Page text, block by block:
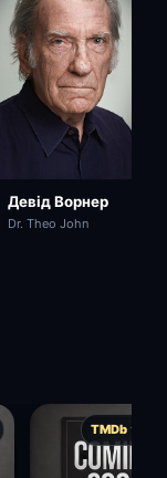
Девід Ворнер
Dr. Theo John
TMDb ★